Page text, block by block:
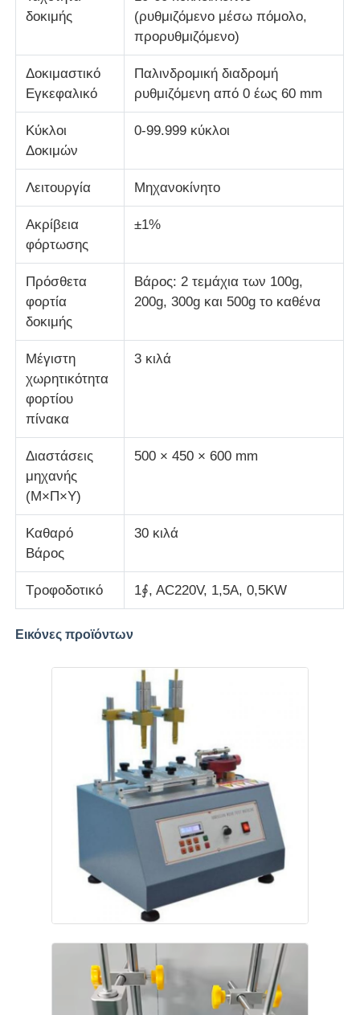
μηχανή δοκιμής υφασμάτων
Ελεγκτής θερμοκρασίας και υγρασίας
δοκιμής
(ρυθμιζόμενο μέσω πόμολο,
προρυθμιζόμενο)
Δοκιμαστικό
Εγκεφαλικό
Παλινδρομική διαδρομή
ρυθμιζόμενη από 0 έως 60 mm
Κύκλοι
Δοκιμών
0-99.999 κύκλοι
Λειτουργία Μηχανοκίνητο
Ακρίβεια
φόρτωσης
±1%
Πρόσθετα
φορτία
δοκιμής
Βάρος: 2 τεμάχια των 100g,
200g, 300g και 500g το καθένα
Μέγιστη
χωρητικότητα
φορτίου
πίνακα
3 κιλά
Διαστάσεις
μηχανής
(Μ×Π×Υ)
500 × 450 × 600 mm
Καθαρό
Βάρος
30 κιλά
Τροφοδοτικό 1∮, AC220V, 1,5A, 0,5KW
Εικόνες προϊόντων